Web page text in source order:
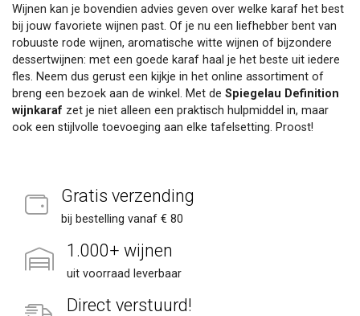
Wijnen kan je bovendien advies geven over welke karaf het best
bij jouw favoriete wijnen past. Of je nu een liefhebber bent van
robuuste rode wijnen, aromatische witte wijnen of bijzondere
dessertwijnen: met een goede karaf haal je het beste uit iedere
fles. Neem dus gerust een kijkje in het online assortiment of
breng een bezoek aan de winkel. Met de Spiegelau Definition
wijnkaraf zet je niet alleen een praktisch hulpmiddel in, maar
ook een stijlvolle toevoeging aan elke tafelsetting. Proost!
Gratis verzending
bij bestelling vanaf € 80
1.000+ wijnen
uit voorraad leverbaar
Direct verstuurd!